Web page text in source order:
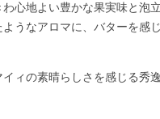
心地よい豊かな果実味と泡
うなアロマに、バターを感
ィの素晴らしさを感じる秀